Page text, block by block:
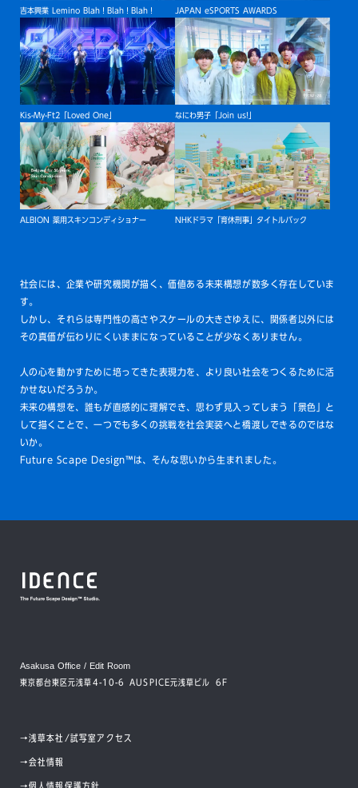
吉本興業 Lemino Blah！Blah！Blah！ JAPAN eSPORTS AWARDS
Kis-My-Ft2「Loved One」 なにわ男子「Join us!」
ALBION 薬用スキンコンディショナー NHKドラマ「育休刑事」タイトルバック
社会には、企業や研究機関が描く、価値ある未来構想が数多く存在していま
す。
しかし、それらは専門性の高さやスケールの大きさゆえに、関係者以外には
その真価が伝わりにくいままになっていることが少なくありません。
人の心を動かすために培ってきた表現力を、より良い社会をつくるために活
かせないだろうか。
未来の構想を、誰もが直感的に理解でき、思わず見入ってしまう「景色」と
して描くことで、一つでも多くの挑戦を社会実装へと橋渡しできるのではな
いか。
Future Scape Design™は、そんな思いから生まれました。
Asakusa Office / Edit Room
東京都台東区元浅草4-10-6 AUSPICE元浅草ビル 6F
→浅草本社/試写室アクセス
→会社情報